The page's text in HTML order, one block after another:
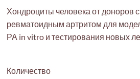
Хондроциты человека от доноров с
ревматоидным артритом для
РА in vitro и тестирования новых
Количество